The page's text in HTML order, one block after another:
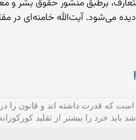
برطبق منشور حقوق بشر و
می‌‌شود. آیت‌‌الله خامنه‌‌ای
که قدرت داشته اند و قانون را
خرد را بیشتر از تقلید